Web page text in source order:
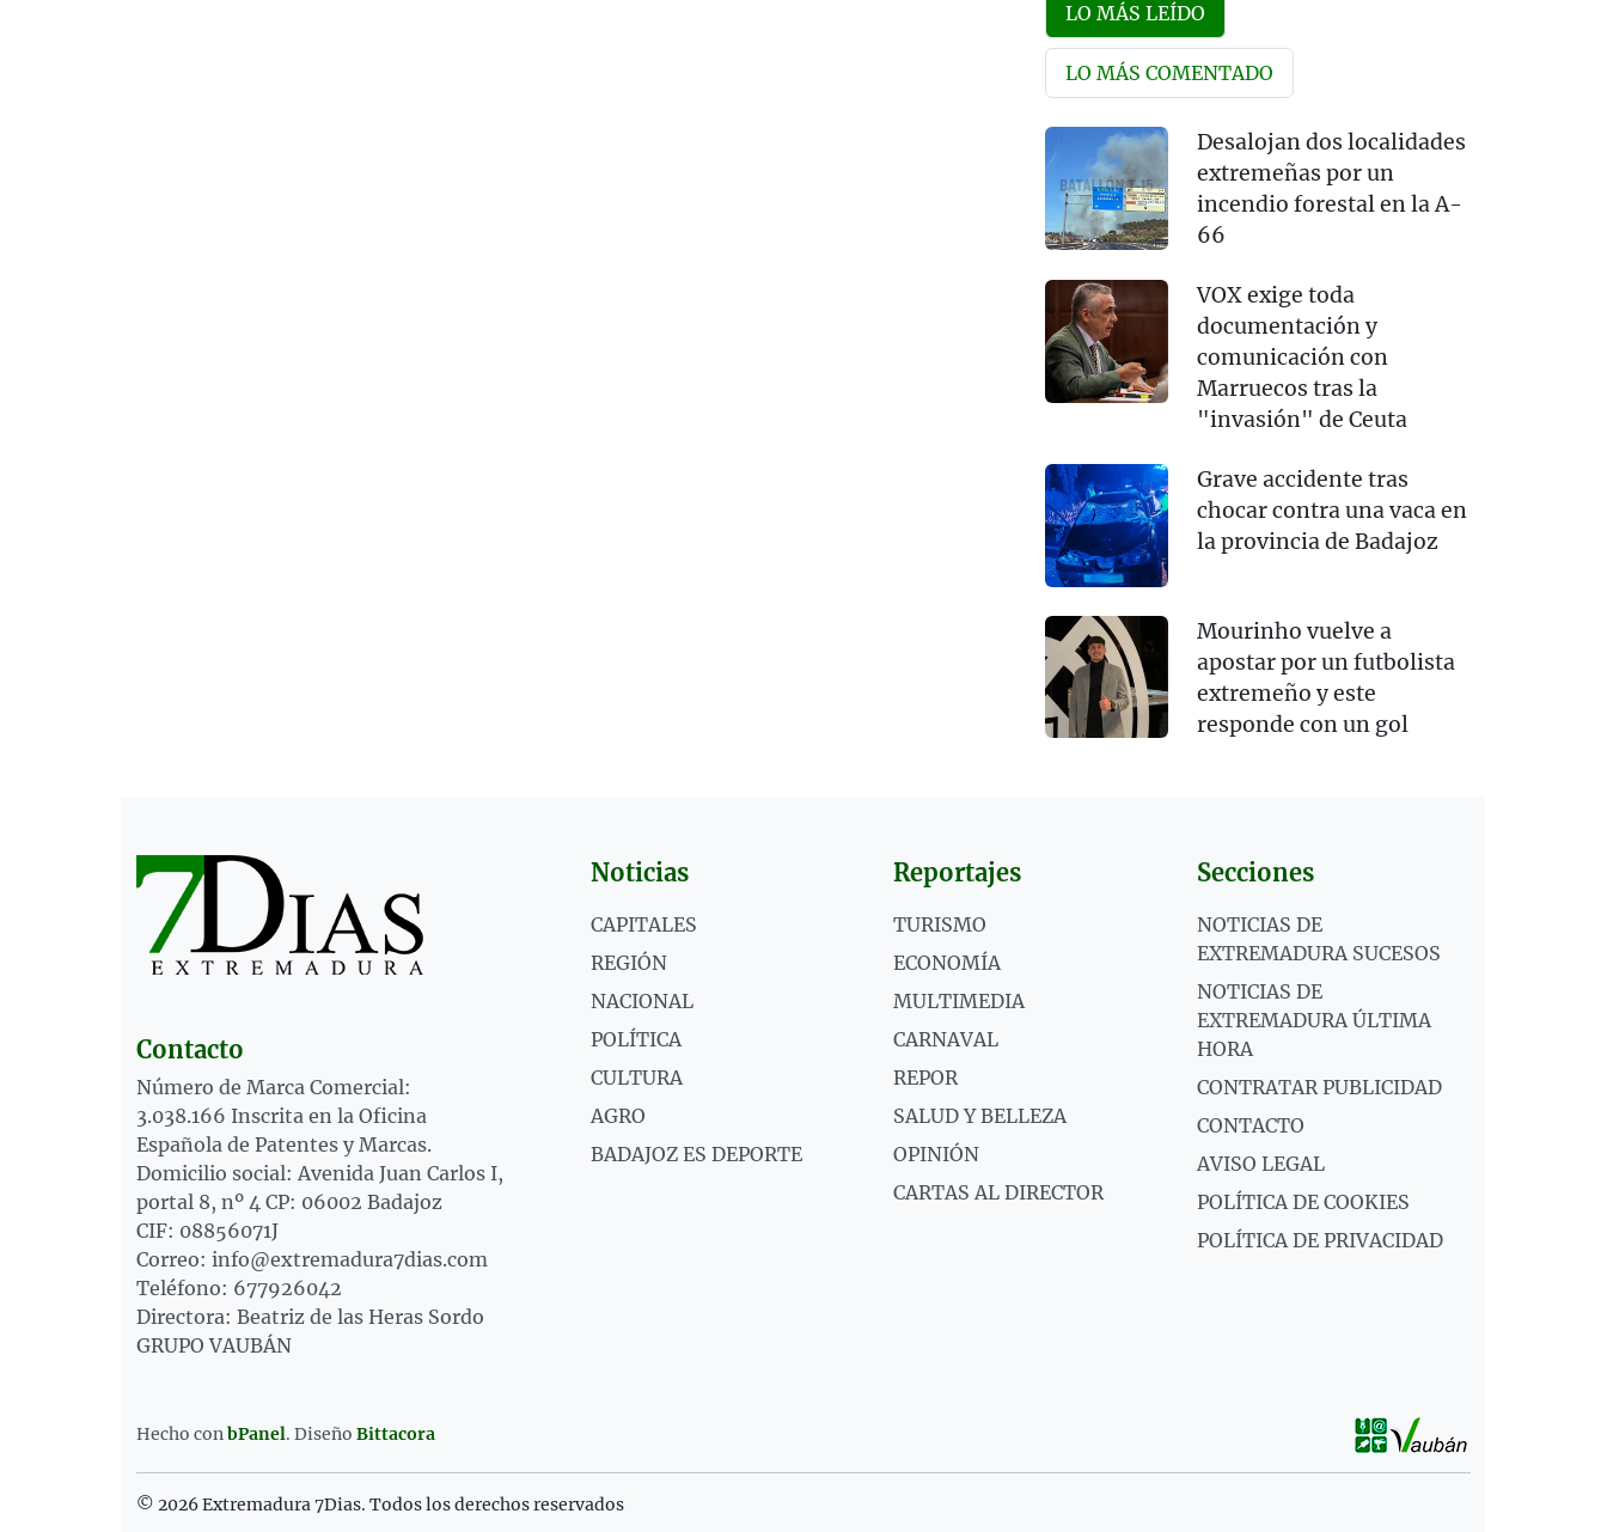
LO MÁS LEÍDO
LO MÁS COMENTADO
Desalojan dos localidades
extremeñas por un
incendio forestal en la A-
66
VOX exige toda
documentación y
comunicación con
Marruecos tras la
"invasión" de Ceuta
Grave accidente tras
chocar contra una vaca en
la provincia de Badajoz
Mourinho vuelve a
apostar por un futbolista
extremeño y este
responde con un gol
Contacto
Número de Marca Comercial:
3.038.166 Inscrita en la Oficina
Española de Patentes y Marcas.
Domicilio social: Avenida Juan Carlos I,
portal 8, nº 4 CP: 06002 Badajoz
CIF: 08856071J
Correo: info@extremadura7dias.com
Teléfono: 677926042
Directora: Beatriz de las Heras Sordo
GRUPO VAUBÁN
Noticias
CAPITALES
REGIÓN
NACIONAL
POLÍTICA
CULTURA
AGRO
BADAJOZ ES DEPORTE
Reportajes
TURISMO
ECONOMÍA
MULTIMEDIA
CARNAVAL
REPOR
SALUD Y BELLEZA
OPINIÓN
CARTAS AL DIRECTOR
Secciones
NOTICIAS DE
EXTREMADURA SUCESOS
NOTICIAS DE
EXTREMADURA ÚLTIMA
HORA
CONTRATAR PUBLICIDAD
CONTACTO
AVISO LEGAL
POLÍTICA DE COOKIES
POLÍTICA DE PRIVACIDAD
Hecho conbPanel. Diseño Bittacora
© 2026 Extremadura 7Dias. Todos los derechos reservados